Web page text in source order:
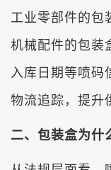
工业零部件的包
机械配件的包装
入库日期等喷码
物流追踪，提升
二、包装盒为什